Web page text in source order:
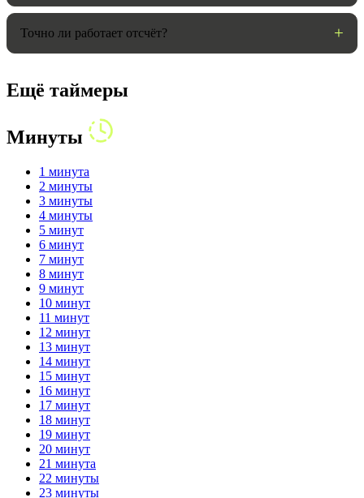
Точно ли работает отсчёт?
Ещё таймеры
Минуты
1 минута
2 минуты
3 минуты
4 минуты
5 минут
6 минут
7 минут
8 минут
9 минут
10 минут
11 минут
12 минут
13 минут
14 минут
15 минут
16 минут
17 минут
18 минут
19 минут
20 минут
21 минута
22 минуты
23 минуты